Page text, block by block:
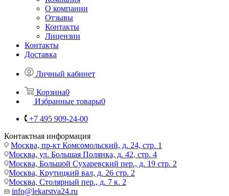
О компании
Отзывы
Контакты
Лицензии
Контакты
Доставка
Личный кабинет
Корзина0
Избранные товары0
+7 495 909-24-00
Контактная информация
Москва, пр-кт Комсомольский, д. 24, стр. 1
Москва, ул. Большая Полянка, д. 42, стр. 4
Москва, Большой Сухаревский пер., д. 19 стр. 2
Москва, Крутицкий вал, д. 26 стр. 2
Москва, Столярный пер., д. 7 к. 2
info@lekarstva24.ru